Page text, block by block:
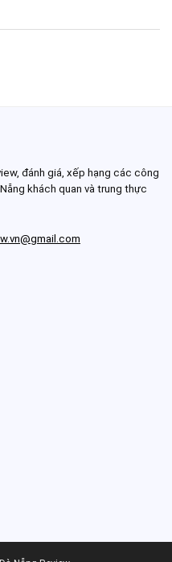
đánh giá, xếp hạng các công
khách quan và trung thực